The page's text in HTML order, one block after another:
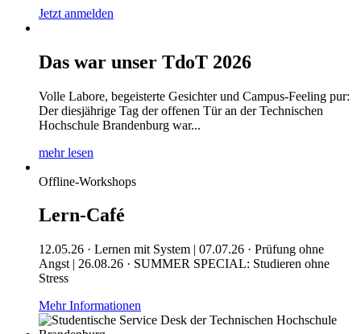
Jetzt anmelden
Das war unser TdoT 2026
Volle Labore, begeisterte Gesichter und Campus-Feeling pur:
Der diesjährige Tag der offenen Tür an der Technischen
Hochschule Brandenburg war...
mehr lesen
Offline-Workshops
Lern-Café
12.05.26 · Lernen mit System | 07.07.26 · Prüfung ohne
Angst | 26.08.26 · SUMMER SPECIAL: Studieren ohne
Stress
Mehr Informationen